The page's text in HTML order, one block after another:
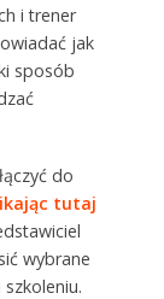
i trener
jak
sposób
do
tutaj
wybrane